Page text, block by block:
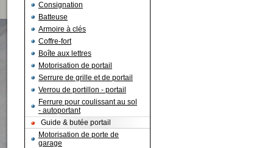
Consignation
Batteuse
Armoire à clés
Coffre-fort
Boîte aux lettres
Motorisation de portail
Serrure de grille et de portail
Verrou de portillon - portail
Ferrure pour coulissant au sol
- autoportant
Guide & butée portail
Motorisation de porte de
garage